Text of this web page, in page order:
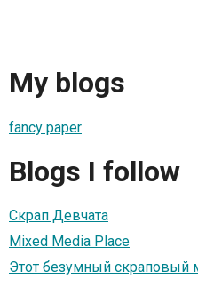
My blogs
fancy paper
Blogs I follow
Скрап Девчата
Mixed Media Place
Этот безумный скраповый